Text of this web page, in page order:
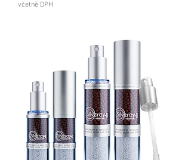
včetně DPH